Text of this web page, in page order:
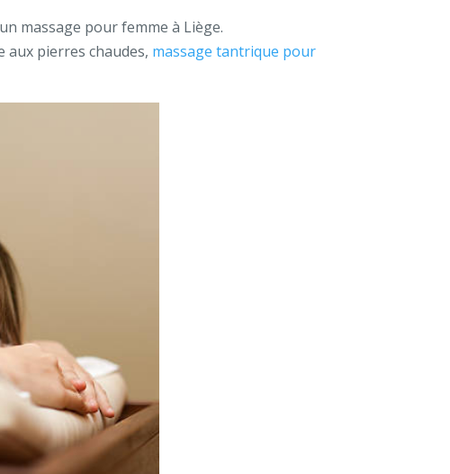
massage pour femme à Liège.
aux pierres chaudes, massage tantrique pour